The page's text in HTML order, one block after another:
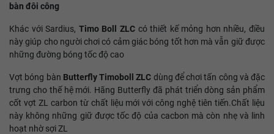
bàn đôi công
Khác với Sardius, Timo Boll ZLCcó thiết kế mỏng hơn nhiều, điều
này giúp cho người chơi có cảm giác bóng tốt hơn mà vẫn giữ được
những đường bóng tốc độ cao
Vợt bóng bàn Butterfly Timoboll ZLC dùng để chơi tấn công và đặc
trưng cho thế hệ mới. Hãng Butterfly đã phát triển dòng sản phẩm
cốt vợt ZL carbon từ chất liệu mới với công nghệ tiên tiến.Chất liệu
này không những giữ được tốc độ của cacbon mà còn nhẹ và linh
hoạt nhờ sợi ZL